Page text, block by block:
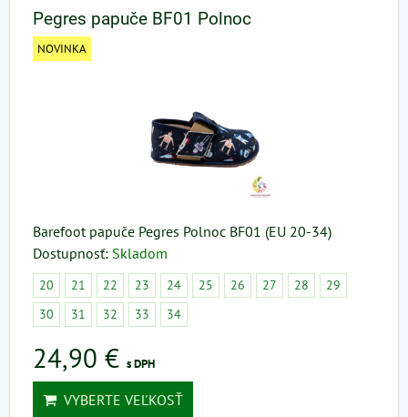
Pegres papuče BF01 Polnoc
NOVINKA
Barefoot papuče Pegres Polnoc BF01 (EU 20-34)
Dostupnosť: Skladom
20 21 22 23 24 25 26 27 28
29
30
31 32 33 34
24,90 € s DPH
VYBERTE VEĽKOSŤ